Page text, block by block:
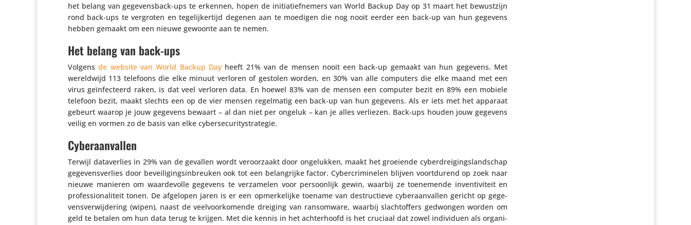
het belang van gege­vens­back-ups te erkennen, hopen de initi­a­tief­ne­mers van World Backup Day op 31 maart het bewust­zijn
rond back-ups te vergroten en tege­lij­ker­tijd degenen aan te moedigen die nog nooit eerder een back-up van hun gegevens
hebben gemaakt om een nieuwe gewoonte aan te nemen.
Het belang van back-ups
Volgensde website van World Backup Dayheeft 21% van de mensen nooit een back-up gemaakt van hun gegevens. Met
wereld­wijd 113 telefoons die elke minuut verloren of gestolen worden, en 30% van alle computers die elke maand met een
virus geïn­fec­teerd raken, is dat veel verloren data. En hoewel 83% van de mensen een computer bezit en 89% een mobiele
telefoon bezit, maakt slechts een op de vier mensen regel­matig een back-up van hun gegevens. Als er iets met het apparaat
gebeurt waarop je jouw gegevens bewaart – al dan niet per ongeluk – kan je alles verliezen. Back-ups houden jouw gegevens
veilig en vormen zo de basis van elke cybersecuritystrategie.
Cyberaanvallen
Terwijl data­ver­lies in 29% van de gevallen wordt veroor­zaakt door onge­lukken, maakt het groeiende cyber­drei­gings­land­schap
gege­vens­ver­lies door bevei­li­gings­in­breuken ook tot een belang­rijke factor. Cyber­cri­mi­nelen blijven voort­du­rend op zoek naar
nieuwe manieren om waar­de­volle gegevens te verza­melen voor persoon­lijk gewin, waarbij ze toene­mende inven­ti­vi­teit en
profes­si­o­na­li­teit tonen. De afgelopen jaren is er een opmer­ke­lijke toename van destruc­tieve cyber­aan­vallen gericht op gege­
vens­ver­wij­de­ring (wipen), naast de veel­voor­ko­mende dreiging van ransom­ware, waarbij slacht­of­fers gedwongen worden om
geld te betalen om hun data terug te krijgen. Met die kennis in het achter­hoofd is het cruciaal dat zowel indi­vi­duen als orga­ni­